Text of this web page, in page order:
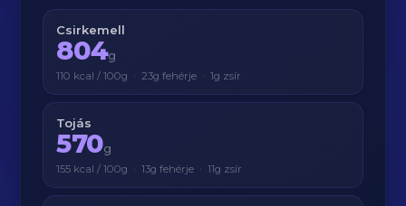
Csirkemell
804g
110 kcal / 100g · 23g fehérje · 1g zsír
Tojás
570g
155 kcal / 100g · 13g fehérje · 11g zsír